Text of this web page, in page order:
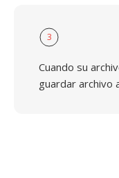
3
Cuando su
guardar archivo